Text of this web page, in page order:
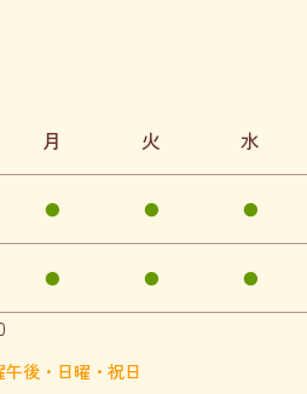
月 火 水
● ● ●
● ● ●
午後・日曜・祝日